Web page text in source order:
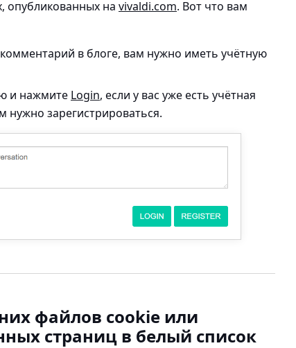
опубликованных на vivaldi.com. Вот что вам
в блоге, вам нужно иметь учётную
и нажмите Login, если у вас уже есть учётная
нужно зарегистрироваться.
файлов cookie или
страниц в белый список